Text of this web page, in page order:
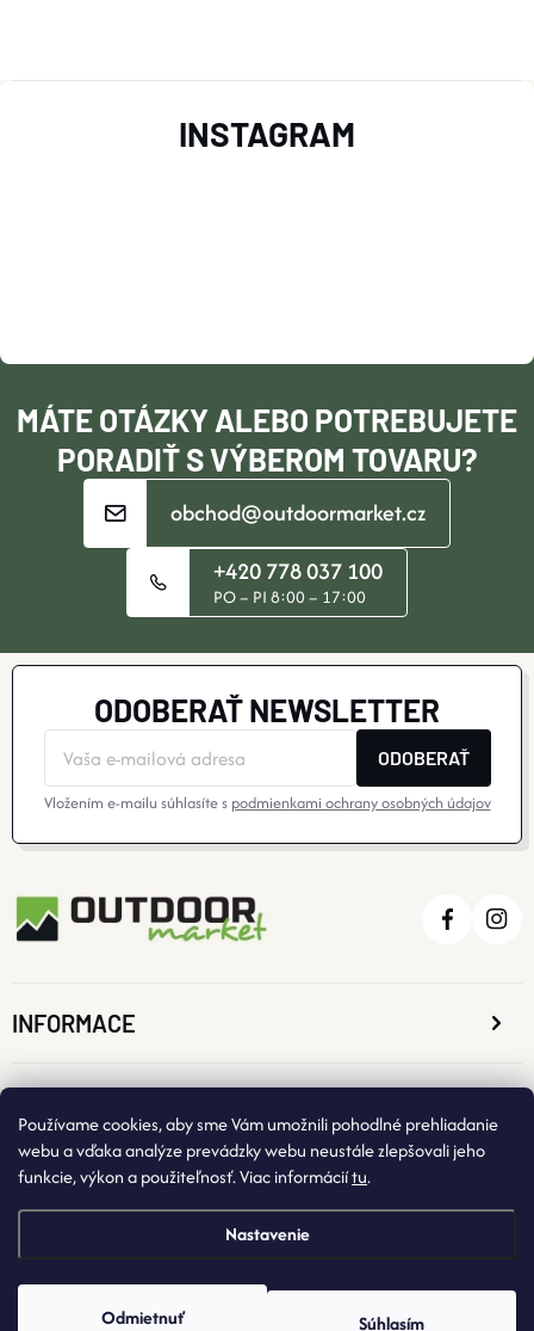
Používame cookies, aby sme Vám umožnili pohodlné prehliadanie
webu a vďaka analýze prevádzky webu neustále zlepšovali jeho
funkcie, výkon a použiteľnosť. Viac informáciítu.
Nastavenie
Odmietnuť Súhlasím
Ý
P
N
T
MÁTE OTÁZKY ALEBO POTREBUJETE
PORADIŤ S VÝBEROM TOVARU?
obchod@outdoormarket.cz
+420 778 037 100
PO – PI 8:00 – 17:00
INSTAGRAM
ODOBERAŤ NEWSLETTER
ODOBERAŤ
Vložením e-mailu súhlasíte s podmienkami ochrany osobných údajov
INFORMACE
KONTAKTNÉ ÚDAJE